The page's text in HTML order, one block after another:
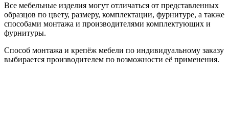
Все мебельные изделия могут отличаться от представленных
образцов по цвету, размеру, комплектации, фурнитуре, а также
способами монтажа и производителями комплектующих и
фурнитуры.
Способ монтажа и крепёж мебели по индивидуальному заказу
выбирается производителем по возможности её применения.